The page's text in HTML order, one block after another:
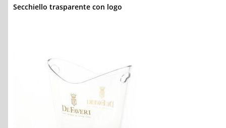
Secchiello trasparente con logo